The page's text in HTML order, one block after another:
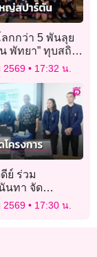
กกว่า 5 พันลุย
พัทยา” ทุบสถิติ
ดันสนามไทย
ย คาดเงินสะพัด
2569 17:32 น.
ย์ ร่วม
นทา จัด
ท่าทันและการ
ญญาประดิษฐ์
2569 17:30 น.